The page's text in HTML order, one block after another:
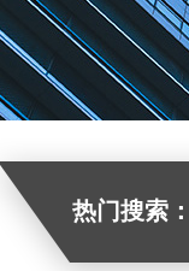
热门搜索：